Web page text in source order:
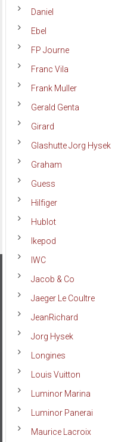
Daniel
Ebel
FP Journe
Franc Vila
Frank Muller
Gerald Genta
Girard
Glashutte Jorg Hysek
Graham
Guess
Hilfiger
Hublot
Ikepod
IWC
Jacob & Co
Jaeger Le Coultre
JeanRichard
Jorg Hysek
Longines
Louis Vuitton
Luminor Marina
Luminor Panerai
Maurice Lacroix